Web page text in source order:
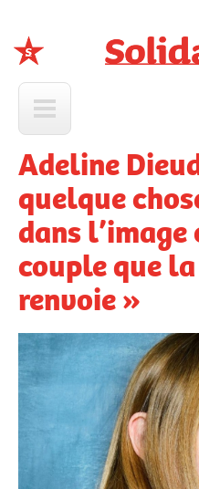
Adeline
quelque
dans
couple que
renvoie »